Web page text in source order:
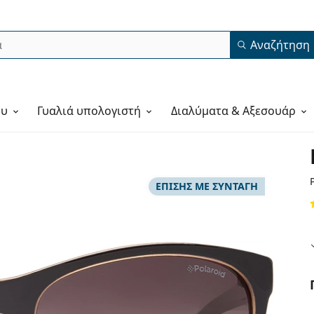
Αναζήτηση
Γυαλιά υπολογιστή Διαλύματα & Αξεσουάρ
ΕΠΊΣΗΣ ΜΕ ΣΥΝΤΑΓΉ